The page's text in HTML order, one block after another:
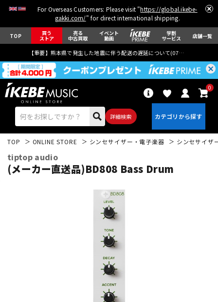
For Overseas Customers: Please visit "https://global.ikebe-
gakki.com/" for direct international shipping.
TOP 買う
ストア
売る
中古買取
イベント
動画
学割
サービス 店舗一覧
【重要】熊本県で発生した地震に伴う配送の遅延について(07月29日
詳細検索
0
TOP ONLINE STORE シンセサイザー・電子楽器 シンセサイザ
tiptop audio
(メーカー直送品)BD808 Bass Drum